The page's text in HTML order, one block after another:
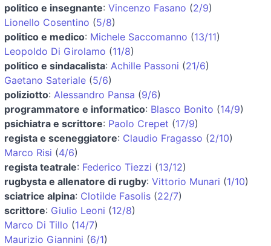
politico e insegnante: Vincenzo Fasano (2/9)
Lionello Cosentino (5/8)
politico e medico: Michele Saccomanno (13/11)
Leopoldo Di Girolamo (11/8)
politico e sindacalista: Achille Passoni (21/6)
Gaetano Sateriale (5/6)
poliziotto: Alessandro Pansa (9/6)
programmatore e informatico: Blasco Bonito (14/9)
psichiatra e scrittore: Paolo Crepet (17/9)
regista e sceneggiatore: Claudio Fragasso (2/10)
Marco Risi (4/6)
regista teatrale: Federico Tiezzi (13/12)
rugbysta e allenatore di rugby: Vittorio Munari (1/10)
sciatrice alpina: Clotilde Fasolis (22/7)
scrittore: Giulio Leoni (12/8)
Marco Di Tillo (14/7)
Maurizio Giannini (6/1)